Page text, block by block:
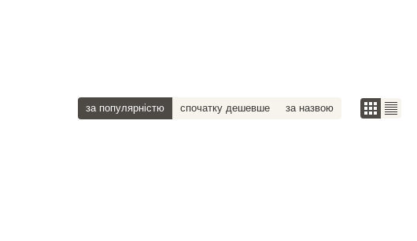
за популярністю спочатку дешевше за назвою